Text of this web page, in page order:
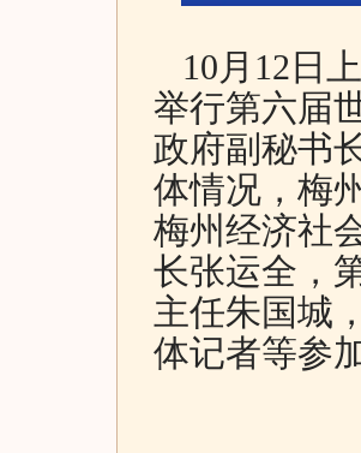
10月12日
举行第六届
政府副秘书
体情况，梅
梅州经济社
长张运全，
主任朱国城
体记者等参